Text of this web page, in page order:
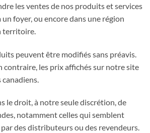
les ventes de nos produits et services
foyer, ou encore dans une région
territoire.
peuvent être modifiés sans préavis.
contraire, les prix affichés sur notre site
le droit, à notre seule discrétion, de
notamment celles qui semblent
des distributeurs ou des revendeurs.